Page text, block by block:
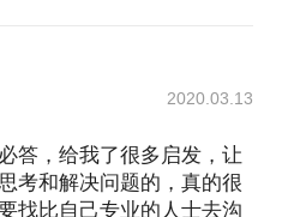
2020.03.13
答，给我了很多启发，让
考和解决问题的，真的很
找比自己专业的人士去沟